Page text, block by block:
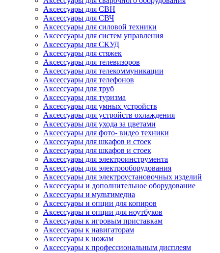
Аксессуары для СВН
Аксессуары для СВЧ
Аксессуары для силовой техники
Аксессуары для систем управления
Аксессуары для СКУД
Аксессуары для стяжек
Аксессуары для телевизоров
Аксессуары для телекоммуникации
Аксессуары для телефонов
Аксессуары для труб
Аксессуары для туризма
Аксессуары для умных устройств
Аксессуары для устройств охлаждения
Аксессуары для ухода за цветами
Аксессуары для фото- видео техники
Аксессуары для шкафов и стоек
Аксессуары для шкафов и стоек
Аксессуары для электроинструмента
Аксессуары для электрооборудования
Аксессуары для электроустановочных изделий
Аксессуары и дополнительное оборудование
Аксессуары и мультимедиа
Аксессуары и опции для копиров
Аксессуары и опции для ноутбуков
Аксессуары к игровым приставкам
Аксессуары к навигаторам
Аксессуары к ножам
Аксессуары к профессиональным дисплеям